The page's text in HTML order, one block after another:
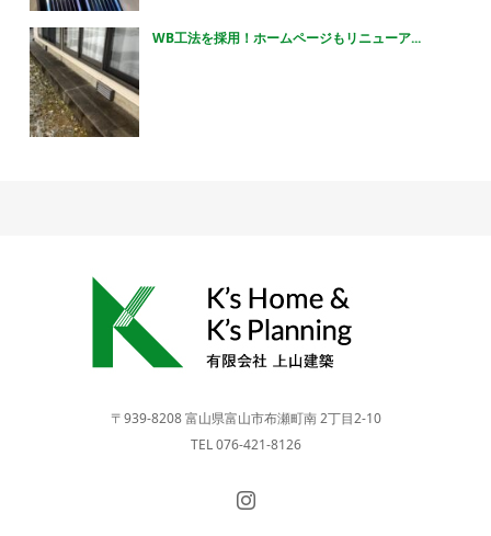
WB工法を採用！ホームページもリニューア...
〒939-8208 富山県富山市布瀬町南 2丁目2-10
TEL 076-421-8126